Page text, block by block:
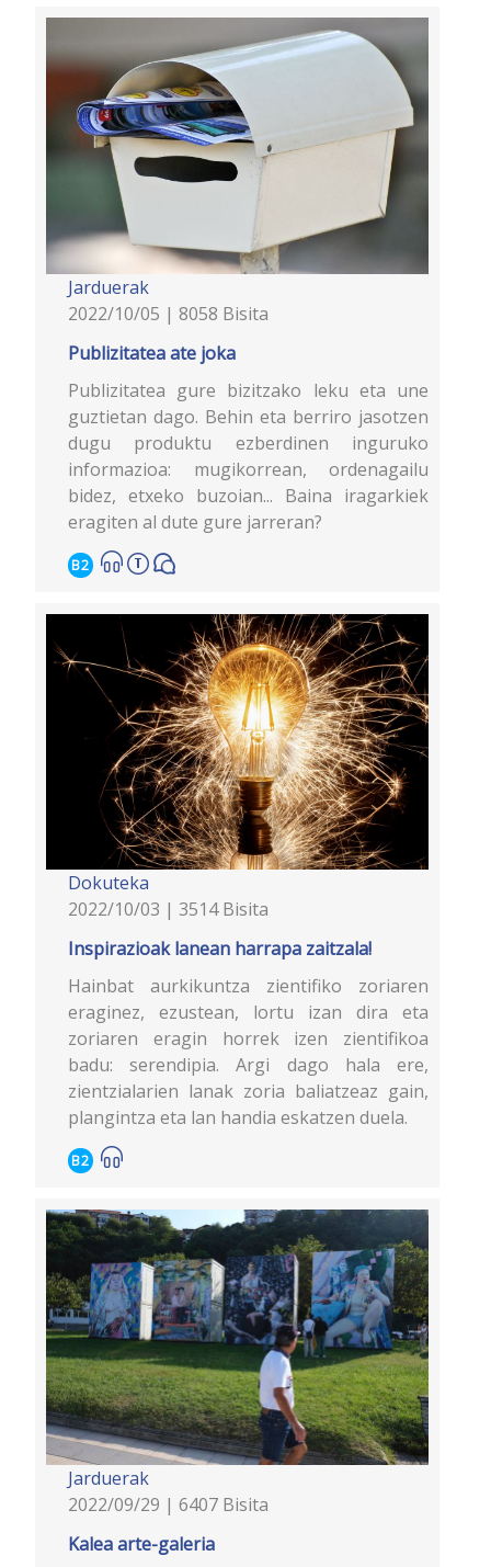
Jarduerak
2022/10/05 | 8058 Bisita
Publizitatea ate joka
Publizitatea gure bizitzako leku eta une
guztietan dago. Behin eta berriro jasotzen
dugu produktu ezberdinen inguruko
informazioa: mugikorrean, ordenagailu
bidez, etxeko buzoian... Baina iragarkiek
eragiten al dute gure jarreran?
B2
Dokuteka
2022/10/03 | 3514 Bisita
Inspirazioak lanean harrapa zaitzala!
Hainbat aurkikuntza zientifiko zoriaren
eraginez, ezustean, lortu izan dira eta
zoriaren eragin horrek izen zientifikoa
badu: serendipia. Argi dago hala ere,
zientzialarien lanak zoria baliatzeaz gain,
plangintza eta lan handia eskatzen duela.
B2
Jarduerak
2022/09/29 | 6407 Bisita
Kalea arte-galeria